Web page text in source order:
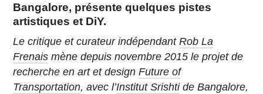
Bangalore, présente quelques pistes
artistiques et DiY.
Le critique et curateur indépendantRob La
Frenais mène depuis novembre 2015 le projet de
recherche en art et designFuture of
Transportation, avec l’Institut Srishtide Bangalore,